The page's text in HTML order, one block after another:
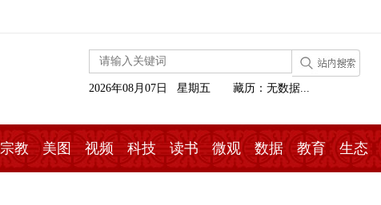
2026年08月07日 星期五 藏历：无数据...
宗教 美图 视频 科技 读书 微观 数据 教育 生态